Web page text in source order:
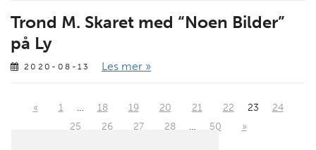
2020-08-13
Trond M. Skaret med “Noen Bilder”
på Ly
Les mer »
« 1 … 18 19 20 21 22 23
24
25
26 27 28 … 50 »